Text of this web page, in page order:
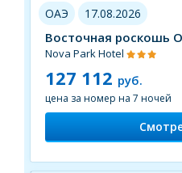
ОАЭ 17.08.2026
Восточная роскошь
Nova Park Hotel
127 112 руб.
цена за номер на 7 ночей